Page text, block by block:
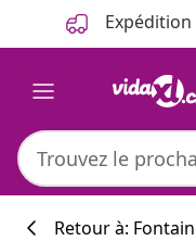
Précédent
Retour à: